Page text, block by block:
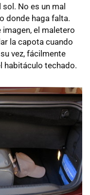
No es un mal
donde haga falta.
el maletero
la capota cuando
vez, fácilmente
habitáculo techado.